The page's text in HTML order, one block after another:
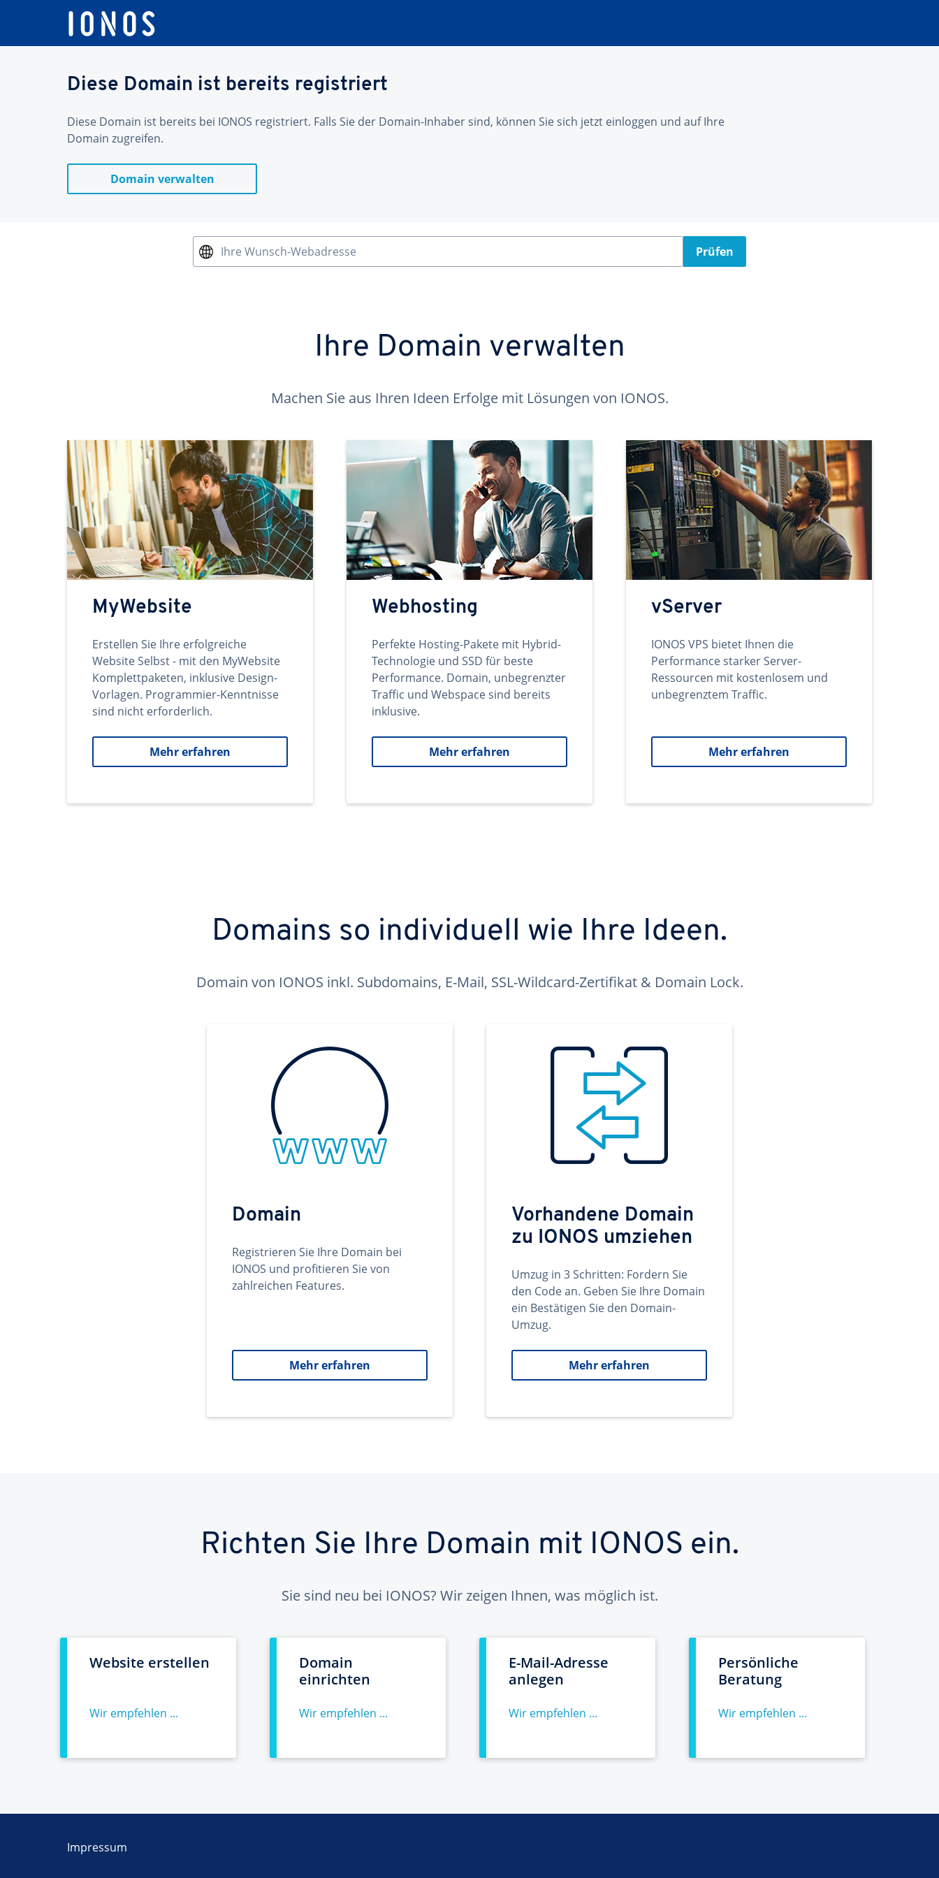
Diese Domain ist bereits registriert
Diese Domain ist bereits bei IONOS registriert. Falls Sie der Domain-Inhaber sind, können Sie sich jetzt einloggen und auf Ihre
Domain zugreifen.
Domain verwalten
Ihre Wunsch-Webadresse Prüfen
Ihre Domain verwalten
Machen Sie aus Ihren Ideen Erfolge mit Lösungen von IONOS.
MyWebsite
Erstellen Sie Ihre erfolgreiche
Website Selbst - mit den MyWebsite
Komplettpaketen, inklusive Design-
Vorlagen. Programmier-Kenntnisse
sind nicht erforderlich.
Mehr erfahren
Webhosting
Perfekte Hosting-Pakete mit Hybrid-
Technologie und SSD für beste
Performance. Domain, unbegrenzter
Traffic und Webspace sind bereits
inklusive.
Mehr erfahren
vServer
IONOS VPS bietet Ihnen die
Performance starker Server-
Ressourcen mit kostenlosem und
unbegrenztem Traffic.
Mehr erfahren
Domains so individuell wie Ihre Ideen.
Domain von IONOS inkl. Subdomains, E-Mail, SSL-Wildcard-Zertifikat & Domain Lock.
Domain
Registrieren Sie Ihre Domain bei
IONOS und profitieren Sie von
zahlreichen Features.
Mehr erfahren
Vorhandene Domain
zu IONOS umziehen
Umzug in 3 Schritten: Fordern Sie
den Code an. Geben Sie Ihre Domain
ein Bestätigen Sie den Domain-
Umzug.
Mehr erfahren
Richten Sie Ihre Domain mit IONOS ein.
Sie sind neu bei IONOS? Wir zeigen Ihnen, was möglich ist.
Website erstellen
Wir empfehlen ...
Domain
einrichten
Wir empfehlen ...
E-Mail-Adresse
anlegen
Wir empfehlen ...
Persönliche
Beratung
Wir empfehlen ...
Impressum